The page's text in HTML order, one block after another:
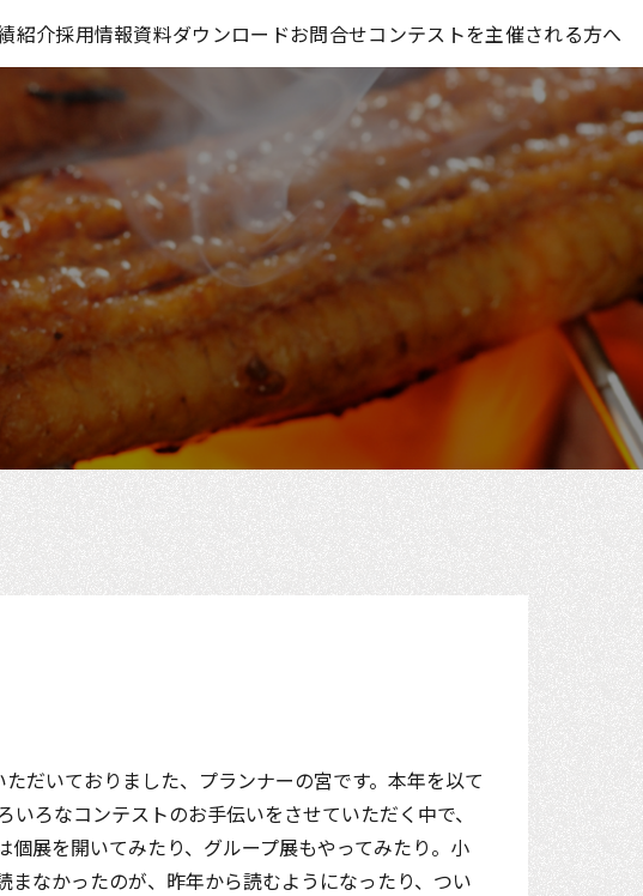
紹介採用情報資料ダウンロードお問合せコンテストを主催される方へ
だいておりました、プランナーの宮です。本年を以て
ろなコンテストのお手伝いをさせていただく中で、
展を開いてみたり、グループ展もやってみたり。小
なかったのが、昨年から読むようになったり、つい